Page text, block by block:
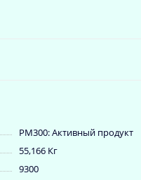
PM300: Активный продукт
55,166 Кг
9300